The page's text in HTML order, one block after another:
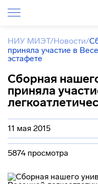
НИУ МИЭТ/Новости/
приняла участие в
эстафете
Сборная
приняла
11 мая 2015
5874 просмотра